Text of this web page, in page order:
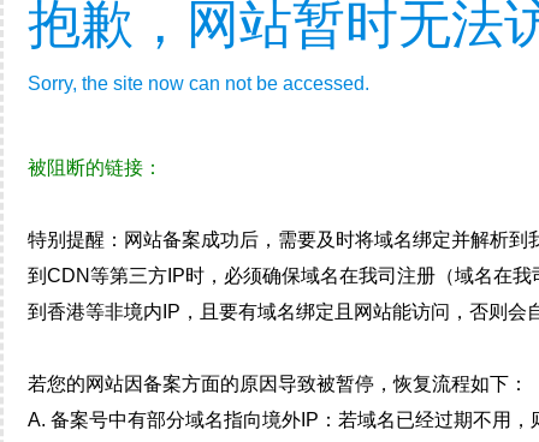
抱歉，网站暂时无法
Sorry, the site now can not be accessed.
被阻断的链接：
特别提醒：网站备案成功后，需要及时将域名绑定并解析
到CDN等第三方IP时，必须确保域名在我司注册（域名在
到香港等非境内IP，且要有域名绑定且网站能访问，否则
若您的网站因备案方面的原因导致被暂停，恢复流程如下：
A. 备案号中有部分域名指向境外IP：若域名已经过期不用